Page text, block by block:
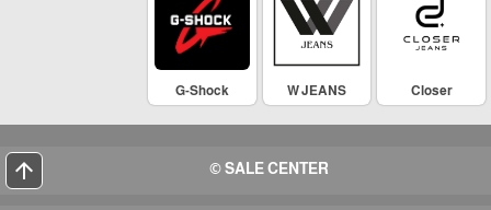
Closer
W JEANS
G-Shock
SALE CENTER ©
arrow_upward